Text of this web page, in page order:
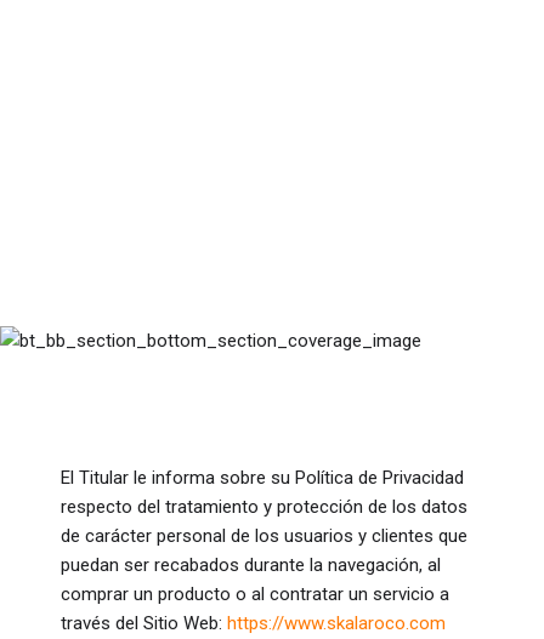
El Titular le informa sobre su Política de Privacidad
respecto del tratamiento y protección de los datos
de carácter personal de los usuarios y clientes que
puedan ser recabados durante la navegación, al
comprar un producto o al contratar un servicio a
través del Sitio Web: https://www.skalaroco.com